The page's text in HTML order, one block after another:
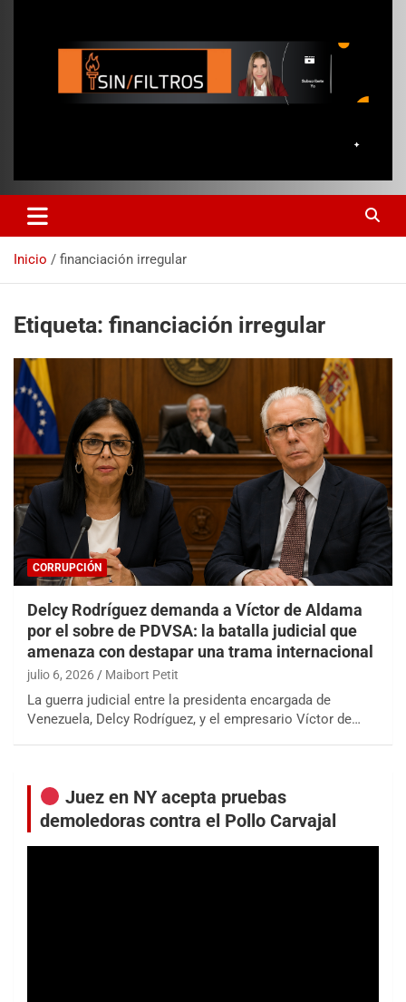
Inicio financiación irregular
Etiqueta: financiación irregular
CORRUPCIÓN
Delcy Rodríguez demanda a Víctor de Aldama
por el sobre de PDVSA: la batalla judicial que
amenaza con destapar una trama internacional
julio 6, 2026 Maibort Petit
La guerra judicial entre la presidenta encargada de
Venezuela, Delcy Rodríguez, y el empresario Víctor de…
Juez en NY acepta pruebas
demoledoras contra el Pollo Carvajal